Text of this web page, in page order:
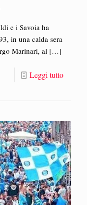
e i Savoia ha
in una calda sera
Marinari, al […]
Leggi tutto